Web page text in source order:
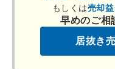
もしくは売却益
早めのご相
居抜き